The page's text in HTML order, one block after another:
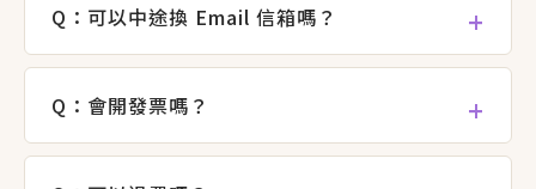
Q：可以中途換 Email 信箱嗎？
Q：會開發票嗎？